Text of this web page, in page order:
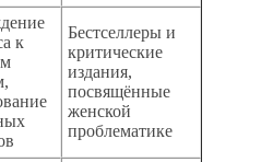
к
Бестселлеры и
критические
издания,
посвящённые
женской
проблематике